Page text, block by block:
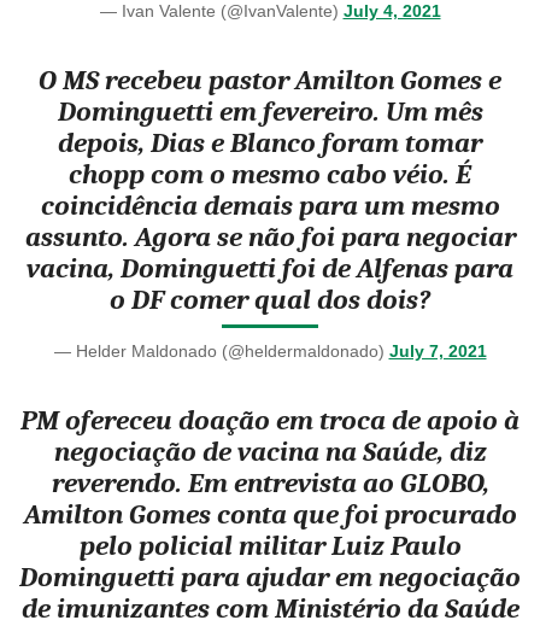
— Ivan Valente (@IvanValente) July 4, 2021
O MS recebeu pastor Amilton Gomes e
Dominguetti em fevereiro. Um mês
depois, Dias e Blanco foram tomar
chopp com o mesmo cabo véio. É
coincidência demais para um mesmo
assunto. Agora se não foi para negociar
vacina, Dominguetti foi de Alfenas para
o DF comer qual dos dois?
— Helder Maldonado (@heldermaldonado) July 7, 2021
PM ofereceu doação em troca de apoio à
negociação de vacina na Saúde, diz
reverendo. Em entrevista ao GLOBO,
Amilton Gomes conta que foi procurado
pelo policial militar Luiz Paulo
Dominguetti para ajudar em negociação
de imunizantes com Ministério da Saúde